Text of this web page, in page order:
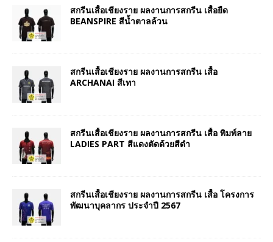
สกรีนเสื้อเชียงราย ผลงานการสกรีน เสื้อยืด
BEANSPIRE สีน้ำตาลล้วน
สกรีนเสื้อเชียงราย ผลงานการสกรีน เสื้อ
ARCHANAI สีเทา
สกรีนเสื้อเชียงราย ผลงานการสกรีน เสื้อ พิมพ์ลาย
LADIES PART สีแดงตัดด้วยสีดำ
สกรีนเสื้อเชียงราย ผลงานการสกรีน เสื้อ โครงการ
พัฒนาบุคลากร ประจำปี 2567